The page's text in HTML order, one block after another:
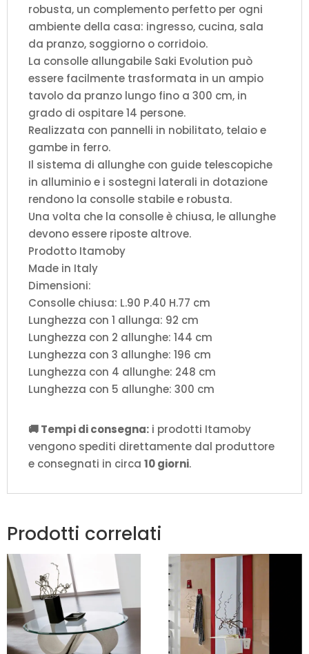
robusta, un complemento perfetto per ogni
ambiente della casa: ingresso, cucina, sala
da pranzo, soggiorno o corridoio.
La consolle allungabile Saki Evolution può
essere facilmente trasformata in un ampio
tavolo da pranzo lungo fino a 300 cm, in
grado di ospitare 14 persone.
Realizzata con pannelli in nobilitato, telaio e
gambe in ferro.
Il sistema di allunghe con guide telescopiche
in alluminio e i sostegni laterali in dotazione
rendono la consolle stabile e robusta.
Una volta che la consolle è chiusa, le allunghe
devono essere riposte altrove.
Prodotto Itamoby
Made in Italy
Dimensioni:
Consolle chiusa: L.90 P.40 H.77 cm
Lunghezza con 1 allunga: 92 cm
Lunghezza con 2 allunghe: 144 cm
Lunghezza con 3 allunghe: 196 cm
Lunghezza con 4 allunghe: 248 cm
Lunghezza con 5 allunghe: 300 cm
🚚 Tempi di consegna: i prodotti Itamoby
vengono spediti direttamente dal produttore
e consegnati in circa 10 giorni.
Prodotti correlati